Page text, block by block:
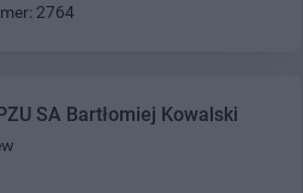
2764
SA Bartłomiej Kowalski